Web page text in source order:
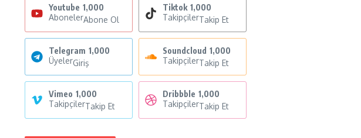
Youtube 1,000
AbonelerAbone Ol
Tiktok 1,000
TakipçilerTakip Et
Telegram 1,000
ÜyelerGiriş
Soundcloud 1,000
TakipçilerTakip Et
Vimeo 1,000
TakipçilerTakip Et
Dribbble 1,000
TakipçilerTakip Et